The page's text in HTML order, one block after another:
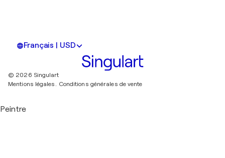
Français | USD
© 2026 Singulart
Mentions légales. Conditions générales de vente
Peintre